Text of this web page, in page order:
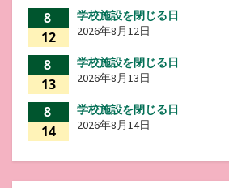
8
12
学校施設を閉じる日
2026年8月12日
8
13
学校施設を閉じる日
2026年8月13日
8
14
学校施設を閉じる日
2026年8月14日